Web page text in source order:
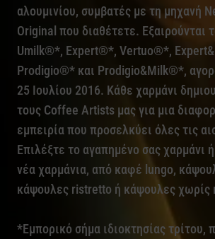
αλουμινίου, συμβατές με τη μηχανή
Original που διαθέτετε. Εξαιρούνται
Umilk®*, Expert®*, Vertuo®*,
Prodigio®* και Prodigio&Milk®*,
25 Ιουλίου 2016. Κάθε χαρμάνι
τους Coffee Artists μας για μια
εμπειρία που προσελκύει όλες τις
Επιλέξτε το αγαπημένο σας χαρμάνι
νέα χαρμάνια, από καφέ lungo,
κάψουλες ristretto ή κάψουλες χωρίς
*Εμπορικό σήμα ιδιοκτησίας τρίτου,